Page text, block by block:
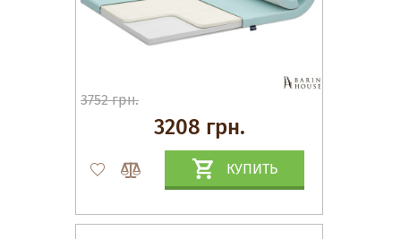
3752 грн.
3208 грн.
КУПИТЬ